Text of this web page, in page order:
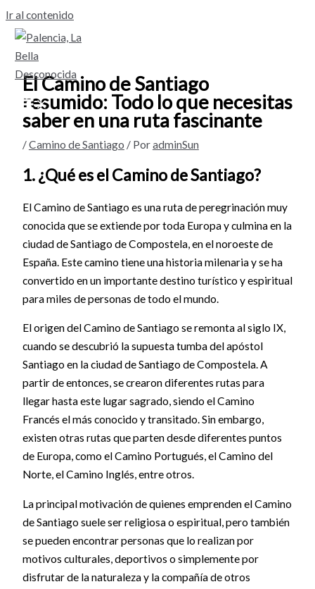
Ir al contenido
El Camino de Santiago
resumido: Todo lo que necesitas
saber en una ruta fascinante
/Camino de Santiago / PoradminSun
1. ¿Qué es el Camino de Santiago?
El Camino de Santiago es una ruta de peregrinación muy
conocida que se extiende por toda Europa y culmina en la
ciudad de Santiago de Compostela, en el noroeste de
España. Este camino tiene una historia milenaria y se ha
convertido en un importante destino turístico y espiritual
para miles de personas de todo el mundo.
El origen del Camino de Santiago se remonta al siglo IX,
cuando se descubrió la supuesta tumba del apóstol
Santiago en la ciudad de Santiago de Compostela. A
partir de entonces, se crearon diferentes rutas para
llegar hasta este lugar sagrado, siendo el Camino
Francés el más conocido y transitado. Sin embargo,
existen otras rutas que parten desde diferentes puntos
de Europa, como el Camino Portugués, el Camino del
Norte, el Camino Inglés, entre otros.
La principal motivación de quienes emprenden el Camino
de Santiago suele ser religiosa o espiritual, pero también
se pueden encontrar personas que lo realizan por
motivos culturales, deportivos o simplemente por
disfrutar de la naturaleza y la compañía de otros